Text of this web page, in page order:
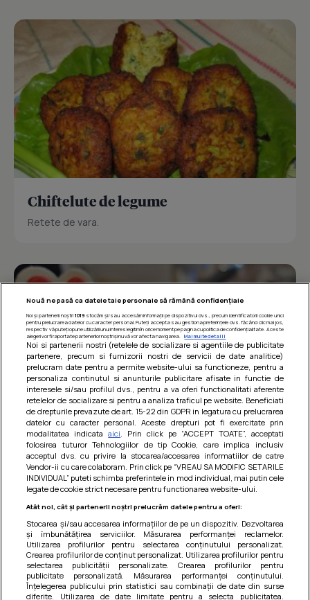
Chiftelute de legume
Retete de vara.
Barcute din vinete cu arpagic rosu
Un deliciu usor de preparat!
Nouă ne pasă ca datele tale personale să rămână confidențiale
Noi și partenerii noștri 1019stocăm și/sau accesăm informații pe dispozitivul dvs., precum identificatorii cookie unici
pentru prelucrarea datelor cu caracter personal. Puteți accepta sau gestiona preferințele dvs. făcând clic mai jos,
respectiv vă puteți opune utilizării unui interes legitim în orice moment pe pagina cu politica de confidențialitate. Aceste
alegeri vor fi raportate partenerilor noștri și nu vă vor afecta navigarea.
Mai multe detalii
Noi si partenerii nostri (retelele de socializare si agentiile de publicitate
partenere, precum si furnizorii nostri de servicii de date analitice)
prelucram date pentru a permite website-ului sa functioneze, pentru a
personaliza continutul si anunturile publicitare afisate in functie de
interesele si/sau profilul dvs., pentru a va oferi functionalitati aferente
retelelor de socializare si pentru a analiza traficul pe website. Beneficiati
de drepturile prevazute de art. 15-22 din GDPR in legatura cu prelucrarea
datelor cu caracter personal. Aceste drepturi pot fi exercitate prin
modalitatea indicataaici . Prin click pe “ACCEPT TOATE”, acceptati
folosirea tuturor Tehnologiilor de tip Cookie, care implica inclusiv
acceptul dvs. cu privire la stocarea/accesarea informatiilor de catre
Vendor-ii cu care colaboram. Prin click pe “VREAU SA MODIFIC SETARILE
INDIVIDUAL” puteti schimba preferintele in mod individual, mai putin cele
legate de cookie strict necesare pentru functionarea website-ului.
Atât noi, cât și partenerii noștri prelucrăm datele pentru a oferi:
Stocarea și/sau accesarea informațiilor de pe un dispozitiv. Dezvoltarea
și îmbunătățirea serviciilor. Măsurarea performanței reclamelor.
Utilizarea profilurilor pentru selectarea conținutului personalizat.
Crearea profilurilor de conținut personalizat. Utilizarea profilurilor pentru
selectarea publicității personalizate. Crearea profilurilor pentru
publicitate personalizată. Măsurarea performanței conținutului.
Înțelegerea publicului prin statistici sau combinații de date din surse
diferite. Utilizarea de date limitate pentru a selecta publicitatea.